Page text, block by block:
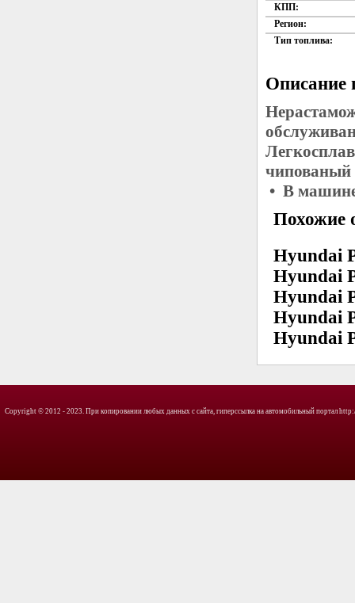
КПП:
Регион:
Тип топлива:
Описание
чипованый
• В
Похожие
Hyundai
Hyundai
Hyundai
Hyundai
Hyundai
Copyright © 2012 - 2023. При копировании любых данных с сайта, гиперссылка на автомобильный портал